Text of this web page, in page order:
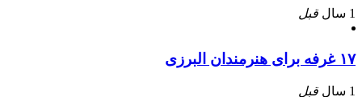
1 سال قبل
۱۷ غرفه برای هنرمندان البرزی
1 سال قبل